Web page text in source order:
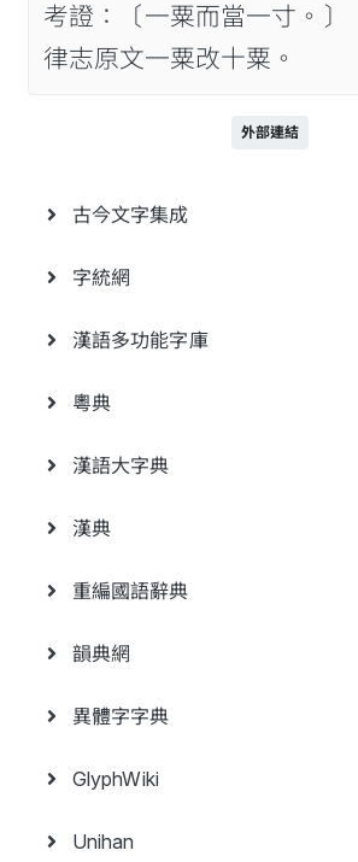
考證：〔一粟而當一寸。
律志原文一粟改十粟。
外部連結
古今文字集成
字統網
漢語多功能字庫
粵典
漢語大字典
漢典
重編國語辭典
韻典網
異體字字典
GlyphWiki
Unihan